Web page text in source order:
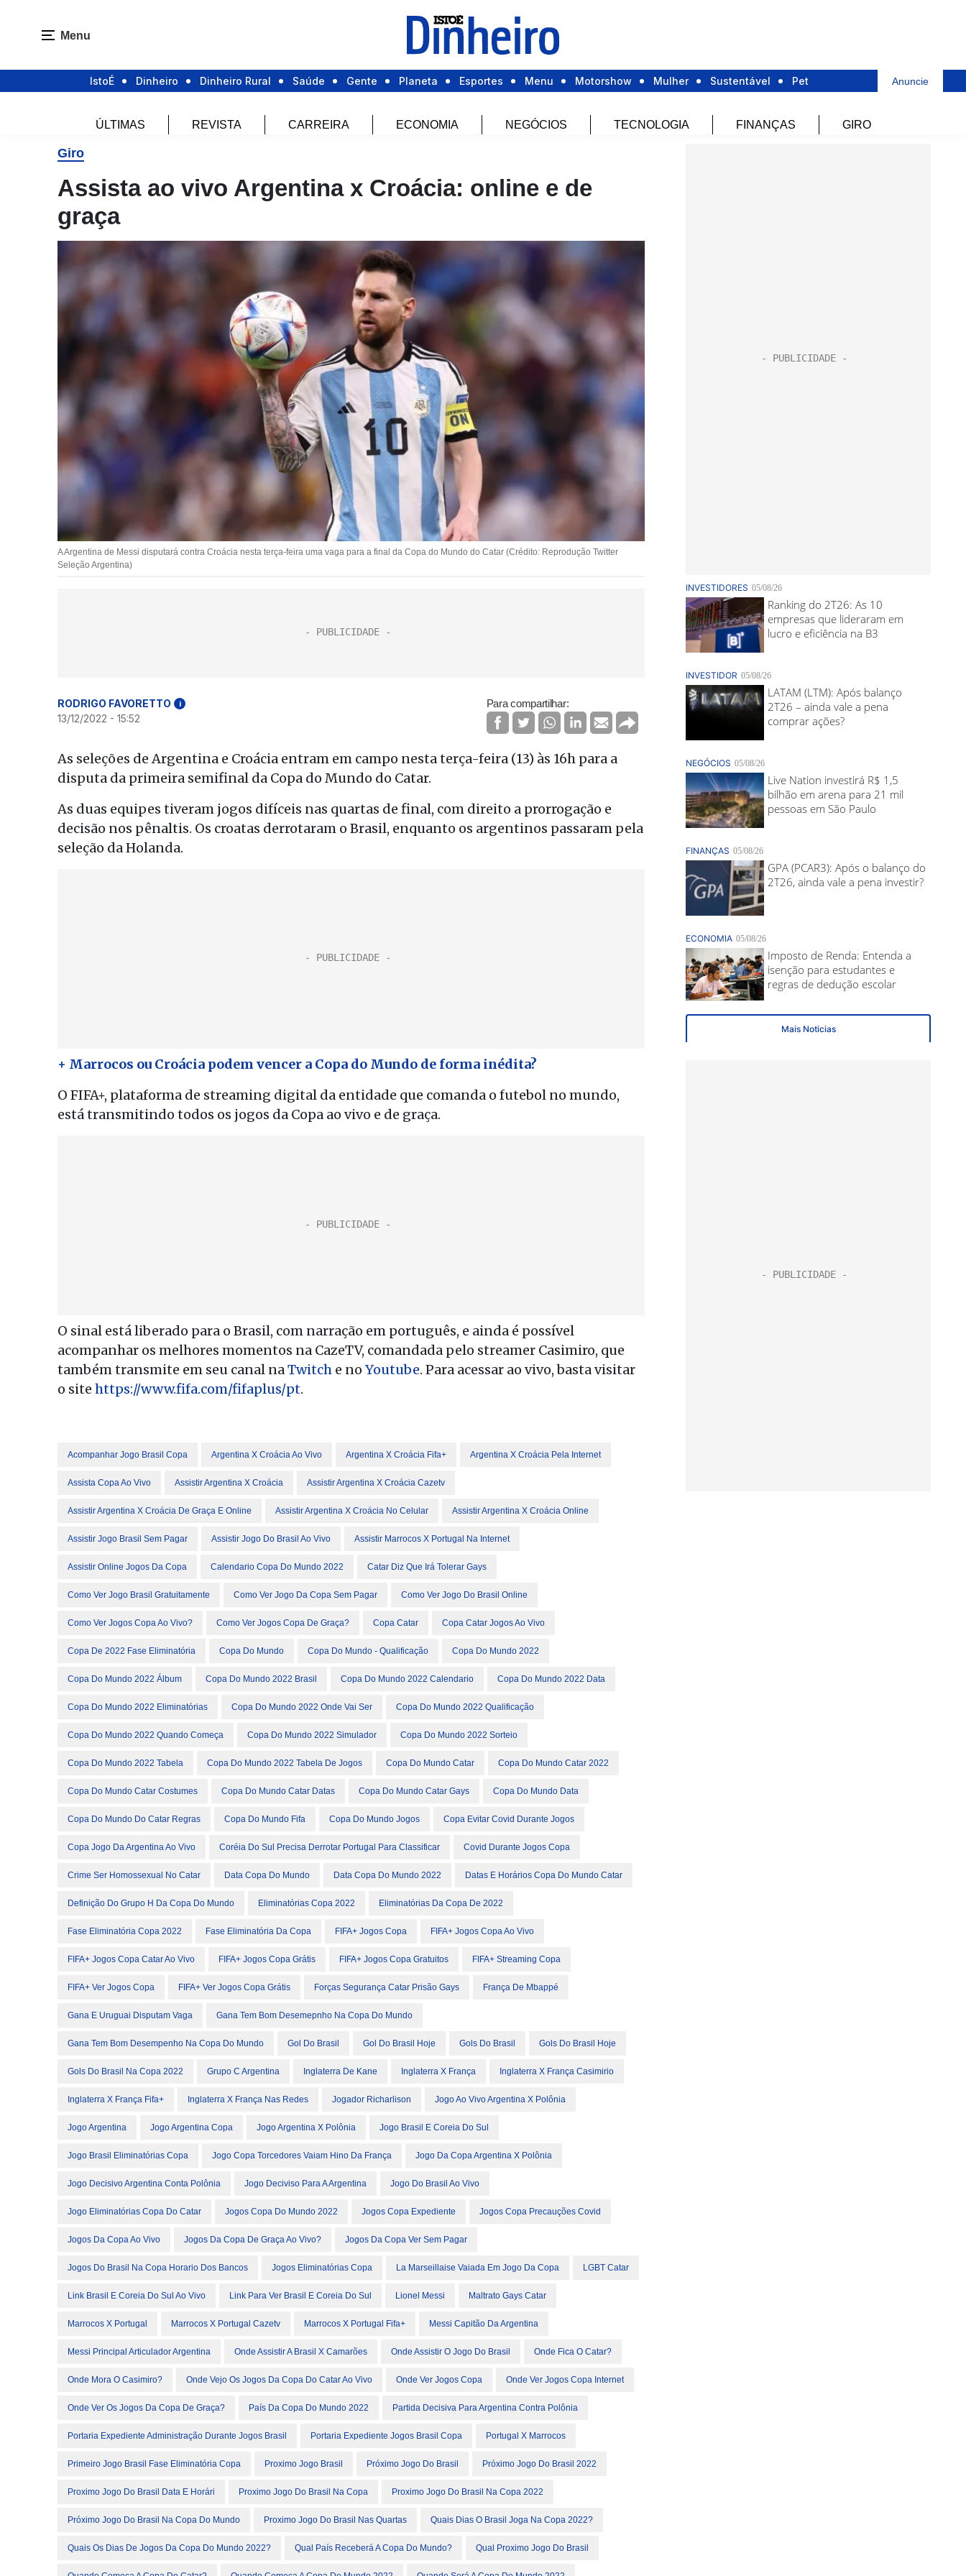
Menu
IstoÉ Dinheiro Dinheiro Rural Saúde Gente Planeta Esportes Menu Motorshow Mulher Sustentável Pet Anuncie
ÚLTIMAS REVISTA CARREIRA ECONOMIA NEGÓCIOS TECNOLOGIA FINANÇAS GIRO
Giro
Assista ao vivo Argentina x Croácia: online e de
graça
A Argentina de Messi disputará contra Croácia nesta terça-feira uma vaga para a final da Copa do Mundo do Catar (Crédito: Reprodução Twitter
Seleção Argentina)
RODRIGO FAVORETTO i
13/12/2022 - 15:52
Para compartilhar:
As seleções de Argentina e Croácia entram em campo nesta terça-feira (13) às 16h para a
disputa da primeira semifinal da Copa do Mundo do Catar.
As duas equipes tiveram jogos difíceis nas quartas de final, com direito a prorrogação e
decisão nos pênaltis. Os croatas derrotaram o Brasil, enquanto os argentinos passaram pela
seleção da Holanda.
+ Marrocos ou Croácia podem vencer a Copa do Mundo de forma inédita?
O FIFA+, plataforma de streaming digital da entidade que comanda o futebol no mundo,
está transmitindo todos os jogos da Copa ao vivo e de graça.
O sinal está liberado para o Brasil, com narração em português, e ainda é possível
acompanhar os melhores momentos na CazeTV, comandada pelo streamer Casimiro, que
também transmite em seu canal naTwitch e no Youtube. Para acessar ao vivo, basta visitar
o site https://www.fifa.com/fifaplus/pt.
Acompanhar Jogo Brasil Copa Argentina X Croácia Ao Vivo Argentina X Croácia Fifa+ Argentina X Croácia Pela Internet
Assista Copa Ao Vivo Assistir Argentina X Croácia Assistir Argentina X Croácia Cazetv
Assistir Argentina X Croácia De Graça E Online Assistir Argentina X Croácia No Celular Assistir Argentina X Croácia Online
Assistir Jogo Brasil Sem Pagar Assistir Jogo Do Brasil Ao Vivo Assistir Marrocos X Portugal Na Internet
Assistir Online Jogos Da Copa Calendario Copa Do Mundo 2022 Catar Diz Que Irá Tolerar Gays
Como Ver Jogo Brasil Gratuitamente Como Ver Jogo Da Copa Sem Pagar Como Ver Jogo Do Brasil Online
Como Ver Jogos Copa Ao Vivo? Como Ver Jogos Copa De Graça? Copa Catar Copa Catar Jogos Ao Vivo
Copa De 2022 Fase Eliminatória Copa Do Mundo Copa Do Mundo - Qualificação Copa Do Mundo 2022
Copa Do Mundo 2022 Álbum Copa Do Mundo 2022 Brasil Copa Do Mundo 2022 Calendario Copa Do Mundo 2022 Data
Copa Do Mundo 2022 Eliminatórias Copa Do Mundo 2022 Onde Vai Ser Copa Do Mundo 2022 Qualificação
Copa Do Mundo 2022 Quando Começa Copa Do Mundo 2022 Simulador Copa Do Mundo 2022 Sorteio
Copa Do Mundo 2022 Tabela Copa Do Mundo 2022 Tabela De Jogos Copa Do Mundo Catar Copa Do Mundo Catar 2022
Copa Do Mundo Catar Costumes Copa Do Mundo Catar Datas Copa Do Mundo Catar Gays Copa Do Mundo Data
Copa Do Mundo Do Catar Regras Copa Do Mundo Fifa Copa Do Mundo Jogos Copa Evitar Covid Durante Jogos
Copa Jogo Da Argentina Ao Vivo Coréia Do Sul Precisa Derrotar Portugal Para Classificar Covid Durante Jogos Copa
Crime Ser Homossexual No Catar Data Copa Do Mundo Data Copa Do Mundo 2022 Datas E Horários Copa Do Mundo Catar
Definição Do Grupo H Da Copa Do Mundo Eliminatórias Copa 2022 Eliminatórias Da Copa De 2022
Fase Eliminatória Copa 2022 Fase Eliminatória Da Copa FIFA+ Jogos Copa FIFA+ Jogos Copa Ao Vivo
FIFA+ Jogos Copa Catar Ao Vivo FIFA+ Jogos Copa Grátis FIFA+ Jogos Copa Gratuitos FIFA+ Streaming Copa
FIFA+ Ver Jogos Copa FIFA+ Ver Jogos Copa Grátis Forças Segurança Catar Prisão Gays França De Mbappé
Gana E Uruguai Disputam Vaga Gana Tem Bom Desemepnho Na Copa Do Mundo
Gana Tem Bom Desempenho Na Copa Do Mundo Gol Do Brasil Gol Do Brasil Hoje Gols Do Brasil Gols Do Brasil Hoje
Gols Do Brasil Na Copa 2022 Grupo C Argentina Inglaterra De Kane Inglaterra X França Inglaterra X França Casimirio
Inglaterra X França Fifa+ Inglaterra X França Nas Redes Jogador Richarlison Jogo Ao Vivo Argentina X Polônia
Jogo Argentina Jogo Argentina Copa Jogo Argentina X Polônia Jogo Brasil E Coreia Do Sul
Jogo Brasil Eliminatórias Copa Jogo Copa Torcedores Vaiam Hino Da França Jogo Da Copa Argentina X Polônia
Jogo Decisivo Argentina Conta Polônia Jogo Deciviso Para A Argentina Jogo Do Brasil Ao Vivo
Jogo Eliminatórias Copa Do Catar Jogos Copa Do Mundo 2022 Jogos Copa Expediente Jogos Copa Precauções Covid
Jogos Da Copa Ao Vivo Jogos Da Copa De Graça Ao Vivo? Jogos Da Copa Ver Sem Pagar
Jogos Do Brasil Na Copa Horario Dos Bancos Jogos Eliminatórias Copa La Marseillaise Vaiada Em Jogo Da Copa LGBT Catar
Link Brasil E Coreia Do Sul Ao Vivo Link Para Ver Brasil E Coreia Do Sul Lionel Messi Maltrato Gays Catar
Marrocos X Portugal Marrocos X Portugal Cazetv Marrocos X Portugal Fifa+ Messi Capitão Da Argentina
Messi Principal Articulador Argentina Onde Assistir A Brasil X Camarões Onde Assistir O Jogo Do Brasil Onde Fica O Catar?
Onde Mora O Casimiro? Onde Vejo Os Jogos Da Copa Do Catar Ao Vivo Onde Ver Jogos Copa Onde Ver Jogos Copa Internet
Onde Ver Os Jogos Da Copa De Graça? País Da Copa Do Mundo 2022 Partida Decisiva Para Argentina Contra Polônia
Portaria Expediente Administração Durante Jogos Brasil Portaria Expediente Jogos Brasil Copa Portugal X Marrocos
Primeiro Jogo Brasil Fase Eliminatória Copa Proximo Jogo Brasil Próximo Jogo Do Brasil Próximo Jogo Do Brasil 2022
Proximo Jogo Do Brasil Data E Horári Proximo Jogo Do Brasil Na Copa Proximo Jogo Do Brasil Na Copa 2022
Próximo Jogo Do Brasil Na Copa Do Mundo Proximo Jogo Do Brasil Nas Quartas Quais Dias O Brasil Joga Na Copa 2022?
Quais Os Dias De Jogos Da Copa Do Mundo 2022? Qual País Receberá A Copa Do Mundo? Qual Proximo Jogo Do Brasil